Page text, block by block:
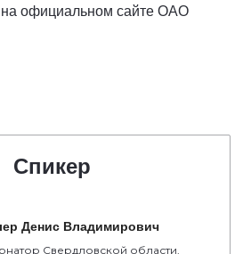
официальном сайте ОАО
Спикер
Денис Владимирович
Свердловской области,